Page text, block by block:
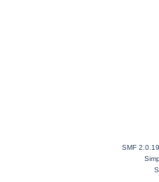
SMF 2.0.19